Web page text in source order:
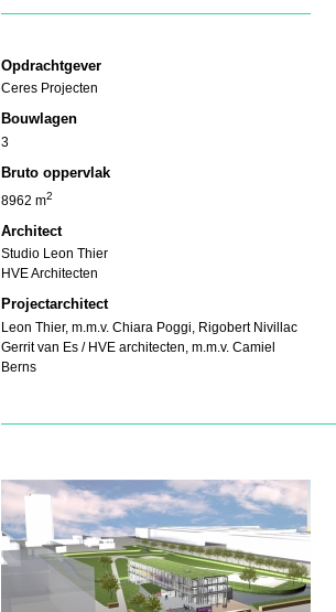
Opdrachtgever
Ceres Projecten
Bouwlagen
3
Bruto oppervlak
8962 m2
Architect
Studio Leon Thier
HVE Architecten
Projectarchitect
Leon Thier, m.m.v. Chiara Poggi, Rigobert Nivillac
Gerrit van Es / HVE architecten, m.m.v. Camiel
Berns